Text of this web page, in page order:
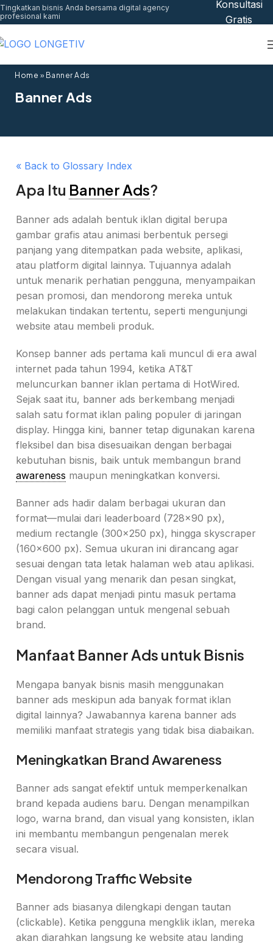
Tingkatkan bisnis Anda bersama digital agency
profesional kami
Konsultasi
Gratis
Home » Banner Ads
Banner Ads
« Back to Glossary Index
Apa Itu Banner Ads?
Banner ads adalah bentuk iklan digital berupa
gambar grafis atau animasi berbentuk persegi
panjang yang ditempatkan pada website, aplikasi,
atau platform digital lainnya. Tujuannya adalah
untuk menarik perhatian pengguna, menyampaikan
pesan promosi, dan mendorong mereka untuk
melakukan tindakan tertentu, seperti mengunjungi
website atau membeli produk.
Konsep banner ads pertama kali muncul di era awal
internet pada tahun 1994, ketika AT&T
meluncurkan banner iklan pertama di HotWired.
Sejak saat itu, banner ads berkembang menjadi
salah satu format iklan paling populer di jaringan
display. Hingga kini, banner tetap digunakan karena
fleksibel dan bisa disesuaikan dengan berbagai
kebutuhan bisnis, baik untuk membangun brand
awareness maupun meningkatkan konversi.
Banner ads hadir dalam berbagai ukuran dan
format—mulai dari leaderboard (728×90 px),
medium rectangle (300×250 px), hingga skyscraper
(160×600 px). Semua ukuran ini dirancang agar
sesuai dengan tata letak halaman web atau aplikasi.
Dengan visual yang menarik dan pesan singkat,
banner ads dapat menjadi pintu masuk pertama
bagi calon pelanggan untuk mengenal sebuah
brand.
Manfaat Banner Ads untuk Bisnis
Mengapa banyak bisnis masih menggunakan
banner ads meskipun ada banyak format iklan
digital lainnya? Jawabannya karena banner ads
memiliki manfaat strategis yang tidak bisa diabaikan.
Meningkatkan Brand Awareness
Banner ads sangat efektif untuk memperkenalkan
brand kepada audiens baru. Dengan menampilkan
logo, warna brand, dan visual yang konsisten, iklan
ini membantu membangun pengenalan merek
secara visual.
Mendorong Traffic Website
Banner ads biasanya dilengkapi dengan tautan
(clickable). Ketika pengguna mengklik iklan, mereka
akan diarahkan langsung ke website atau landing